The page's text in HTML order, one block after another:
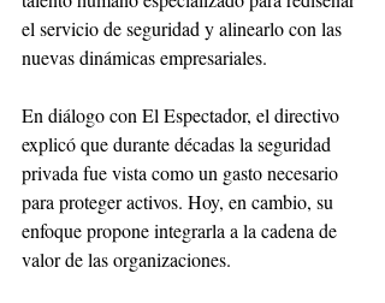
el servicio de seguridad y alinearlo con las
nuevas dinámicas empresariales.
En diálogo con El Espectador, el directivo
explicó que durante décadas la seguridad
privada fue vista como un gasto necesario
para proteger activos. Hoy, en cambio, su
enfoque propone integrarla a la cadena de
valor de las organizaciones.